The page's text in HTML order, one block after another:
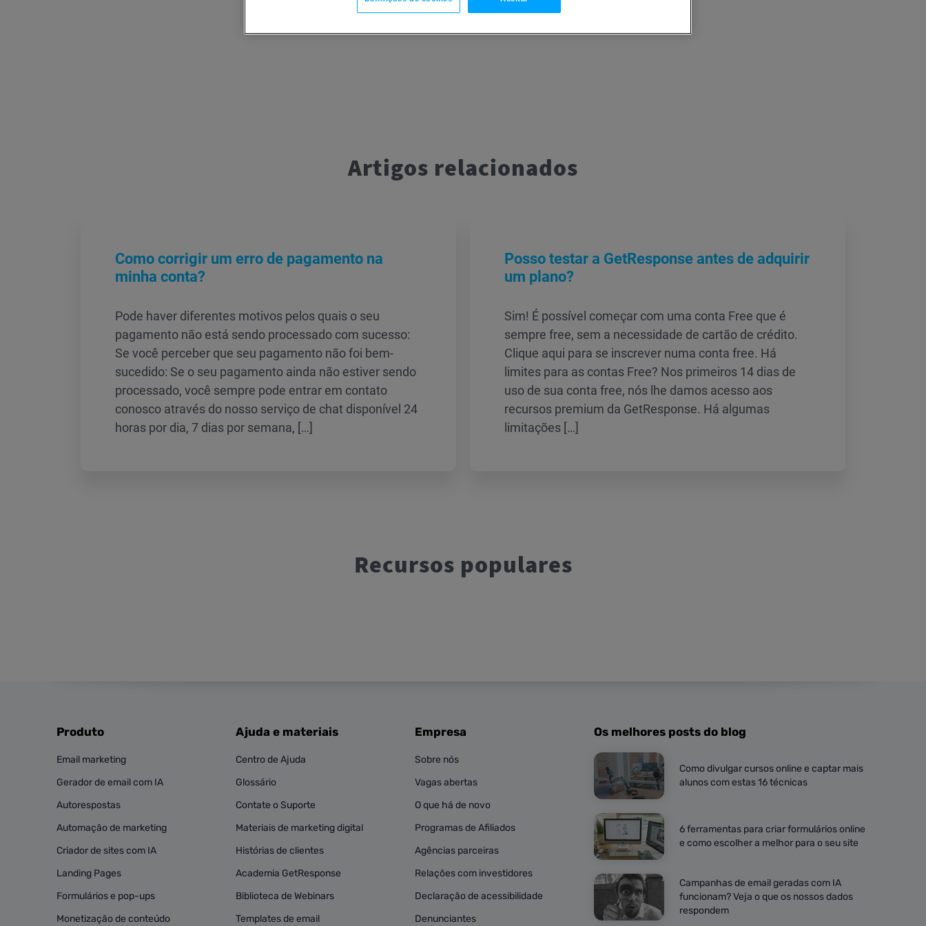
Artigos relacionados
Como corrigir um erro de pagamento na
minha conta?
Pode haver diferentes motivos pelos quais o seu
pagamento não está sendo processado com sucesso:
Se você perceber que seu pagamento não foi bem-
sucedido: Se o seu pagamento ainda não estiver sendo
processado, você sempre pode entrar em contato
conosco através do nosso serviço de chat disponível 24
horas por dia, 7 dias por semana, […]
Posso testar a GetResponse antes de adquirir
um plano?
Sim! É possível começar com uma conta Free que é
sempre free, sem a necessidade de cartão de crédito.
Clique aqui para se inscrever numa conta free. Há
limites para as contas Free? Nos primeiros 14 dias de
uso de sua conta free, nós lhe damos acesso aos
recursos premium da GetResponse. Há algumas
limitações […]
Recursos populares
Produto
Email marketing
Gerador de email com IA
Autorespostas
Automação de marketing
Criador de sites com IA
Landing Pages
Formulários e pop-ups
Monetização de conteúdo
Ajuda e materiais
Centro de Ajuda
Glossário
Contate o Suporte
Materiais de marketing digital
Histórias de clientes
Academia GetResponse
Biblioteca de Webinars
Templates de email
Empresa
Sobre nós
Vagas abertas
O que há de novo
Programas de Afiliados
Agências parceiras
Relações com investidores
Declaração de acessibilidade
Denunciantes
Os melhores posts do blog
Como divulgar cursos online e captar mais
alunos com estas 16 técnicas
6 ferramentas para criar formulários online
e como escolher a melhor para o seu site
Campanhas de email geradas com IA
funcionam? Veja o que os nossos dados
respondem